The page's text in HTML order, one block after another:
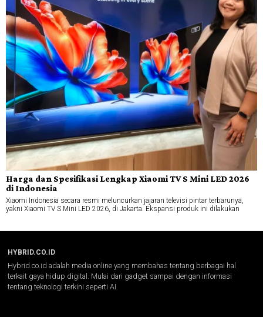
Harga dan Spesifikasi Lengkap Xiaomi TV S Mini LED 2026
di Indonesia
Xiaomi Indonesia secara resmi meluncurkan jajaran televisi pintar terbarunya,
yakni Xiaomi TV S Mini LED 2026, di Jakarta. Ekspansi produk ini dilakukan
HYBRID.CO.ID
Hybrid.co.id adalah media online yang membahas tentang berbagai hal
terkait gaya hidup digital. Mulai dari gadget sampai dengan informasi
tentang teknologi terkini seperti AI.